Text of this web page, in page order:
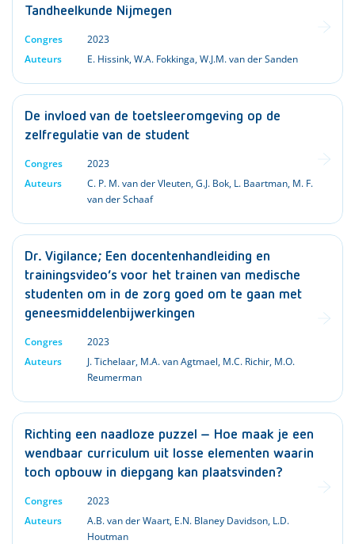
Tandheelkunde Nijmegen
Congres
2023
Auteurs
E. Hissink,W.A. Fokkinga,W.J.M. van der Sanden
De invloed van de toetsleeromgeving op de
zelfregulatie van de student
Congres
2023
Auteurs
C. P. M. van der Vleuten,G.J. Bok, L. Baartman, M. F.
van der Schaaf
Dr. Vigilance; Een docentenhandleiding en
trainingsvideo’s voor het trainen van medische
studenten om in de zorg goed om te gaan met
geneesmiddelenbijwerkingen
Congres
2023
Auteurs
J. Tichelaar, M.A. van Agtmael, M.C. Richir, M.O.
Reumerman
Richting een naadloze puzzel – Hoe maak je een
wendbaar curriculum uit losse elementen waarin
toch opbouw in diepgang kan plaatsvinden?
Congres
2023
Auteurs
A.B. van der Waart, E.N. Blaney Davidson, L.D.
Houtman